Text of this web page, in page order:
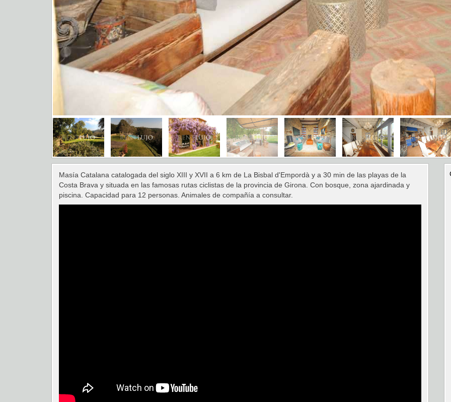
Masía Catalana catalogada del siglo XIII y XVII a 6 km de La Bisbal d'Empordà y a 30 min de las playas de la
Costa Brava y situada en las famosas rutas ciclistas de la provincia de Girona. Con bosque, zona ajardinada y
piscina. Capacidad para 12 personas. Animales de compañía a consultar.